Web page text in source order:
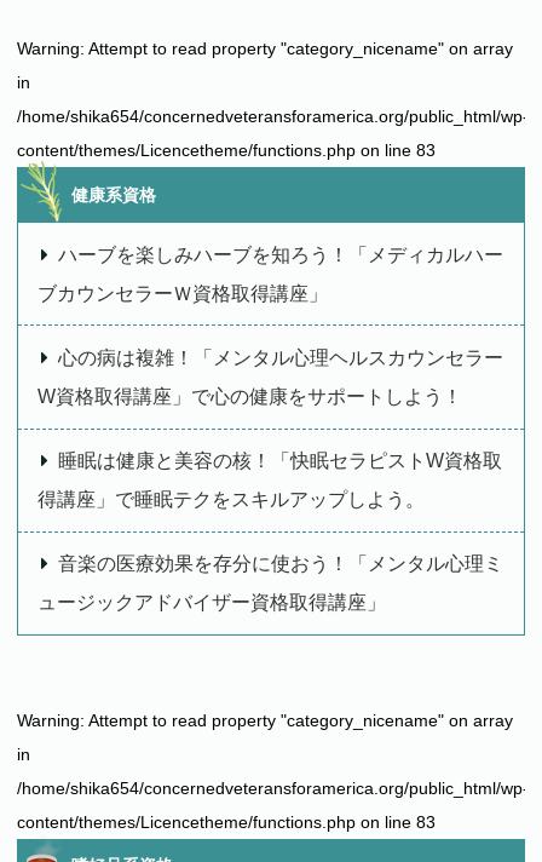
Warning: Attempt to read property "category_nicename" on array
in
/home/shika654/concernedveteransforamerica.org/public_html/wp-
content/themes/Licencetheme/functions.php on line 83
健康系資格
ハーブを楽しみハーブを知ろう！「メディカルハー
ブカウンセラーＷ資格取得講座」
心の病は複雑！「メンタル心理ヘルスカウンセラー
W資格取得講座」で心の健康をサポートしよう！
睡眠は健康と美容の核！「快眠セラピストW資格取
得講座」で睡眠テクをスキルアップしよう。
音楽の医療効果を存分に使おう！「メンタル心理ミ
ュージックアドバイザー資格取得講座」
Warning: Attempt to read property "category_nicename" on array
in
/home/shika654/concernedveteransforamerica.org/public_html/wp-
content/themes/Licencetheme/functions.php on line 83